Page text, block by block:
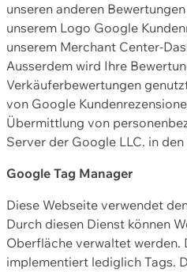
unseren anderen
unserem Logo Google
unserem Merchant Center-
Ausserdem wird Ihre
Verkäuferbewertungen
von Google
Übermittlung von
Server der Google LLC. in
Google Tag Manager
Diese Webseite verwendet
Durch diesen Dienst können
Oberfläche verwaltet werden.
implementiert lediglich Tags.